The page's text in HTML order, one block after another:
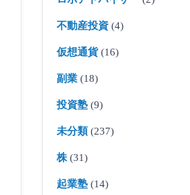
不動産投資 (4)
仮想通貨(16)
副業 (18)
投資塾 (9)
未分類 (237)
株 (31)
起業塾 (14)